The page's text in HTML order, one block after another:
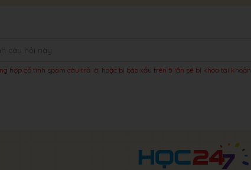
hợp cố tình spam câu trả lời hoặc bị báo xấu trên 5 lần sẽ bị khóa tài khoản